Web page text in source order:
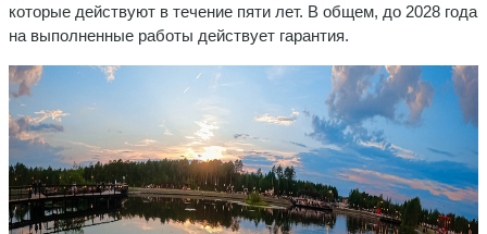
которые действуют в течение пяти лет. В общем, до 2028 года
на выполненные работы действует гарантия.